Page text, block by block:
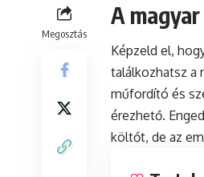
Megosztás
A
Képzeld el,
találkozhatsz a
műfordító és
érezhető.
költőt, de az